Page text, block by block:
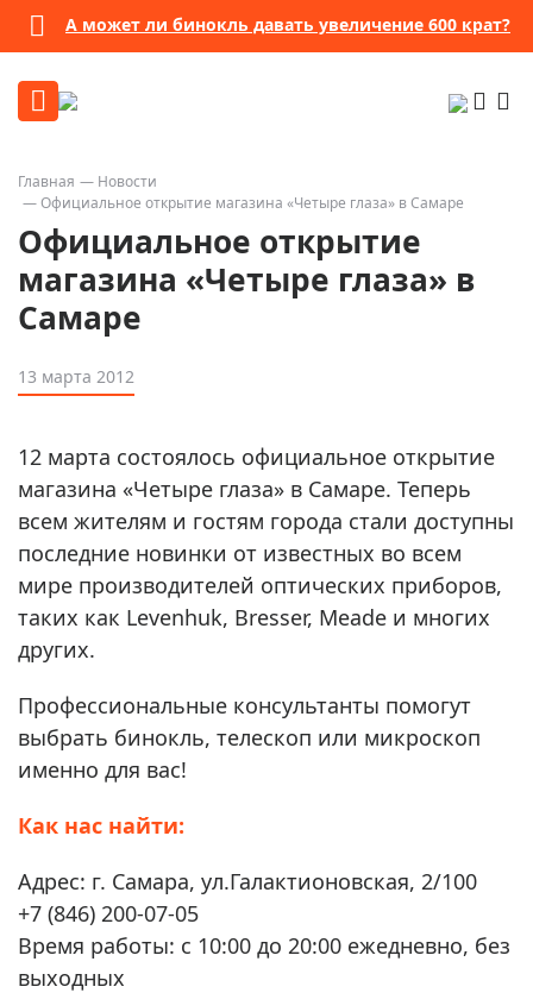
А может ли бинокль давать увеличение 600 крат?
Главная
Новости
Официальное открытие магазина «Четыре глаза» в Самаре
Официальное открытие
магазина «Четыре глаза» в
Самаре
13 марта 2012
12 марта состоялось официальное открытие
магазина «Четыре глаза» в Самаре. Теперь
всем жителям и гостям города стали доступны
последние новинки от известных во всем
мире производителей оптических приборов,
таких как Levenhuk, Bresser, Meade и многих
других.
Профессиональные консультанты помогут
выбрать бинокль, телескоп или микроскоп
именно для вас!
Как нас найти:
Адрес: г. Самара, ул.Галактионовская, 2/100
+7 (846) 200-07-05
Время работы: с 10:00 до 20:00 ежедневно, без
выходных